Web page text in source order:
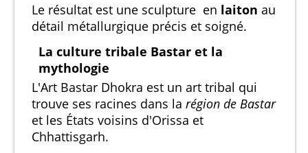
Le résultat est une sculpture en laiton au
détail métallurgique précis et soigné.
La culture tribale Bastar et la
mythologie
L'Art Bastar Dhokra est un art tribal qui
trouve ses racines dans la région de Bastar
et les États voisins d'Orissa et
Chhattisgarh.